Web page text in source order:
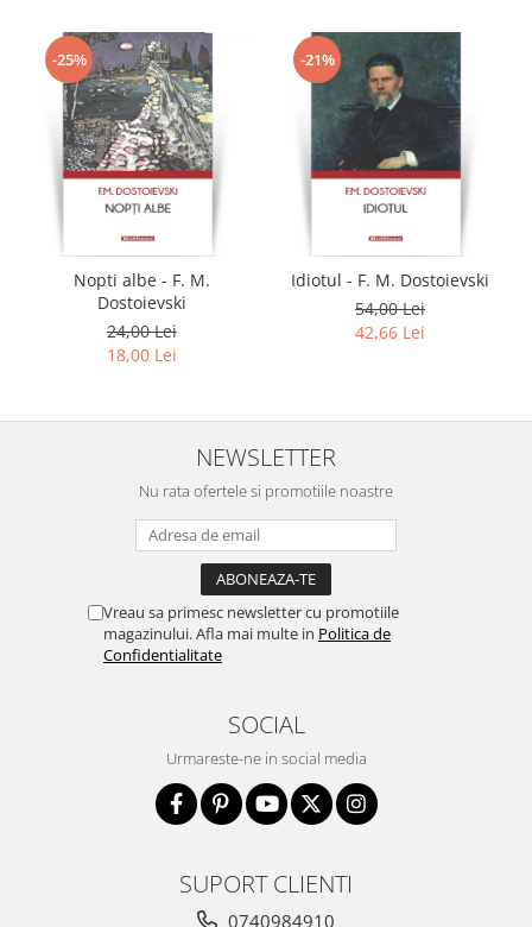
-25%
Nopti albe - F. M.
Dostoievski
24,00 Lei
18,00 Lei
-21%
Idiotul - F. M. Dostoievski
54,00 Lei
42,66 Lei
NEWSLETTER
Nu rata ofertele si promotiile noastre
Vreau sa primesc newsletter cu promotiile
magazinului. Afla mai multe in Politica de
Confidentialitate
SOCIAL
Urmareste-ne in social media
SUPORT CLIENTI
0740984910